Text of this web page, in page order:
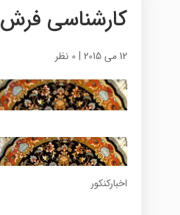
کارشناسی فرش
12 می 2015 | 0 نظر
اخبارکنکور